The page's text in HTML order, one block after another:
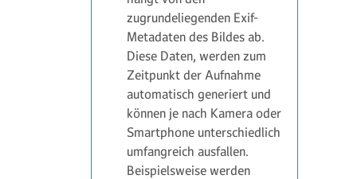
zugrundeliegenden Exif-
Metadaten des Bildes ab.
Diese Daten, werden zum
Zeitpunkt der Aufnahme
automatisch generiert und
können je nach Kamera oder
Smartphone unterschiedlich
umfangreich ausfallen.
Beispielsweise werden